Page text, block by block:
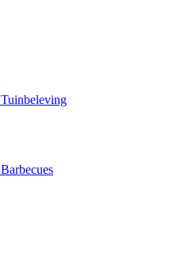
Tuinbeleving
Barbecues